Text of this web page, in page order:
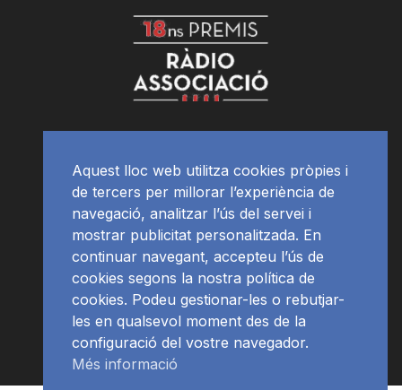
Aquest lloc web utilitza cookies pròpies i
de tercers per millorar l’experiència de
navegació, analitzar l’ús del servei i
mostrar publicitat personalitzada. En
continuar navegant, accepteu l’ús de
cookies segons la nostra política de
cookies. Podeu gestionar-les o rebutjar-
les en qualsevol moment des de la
configuració del vostre navegador.
Més informació